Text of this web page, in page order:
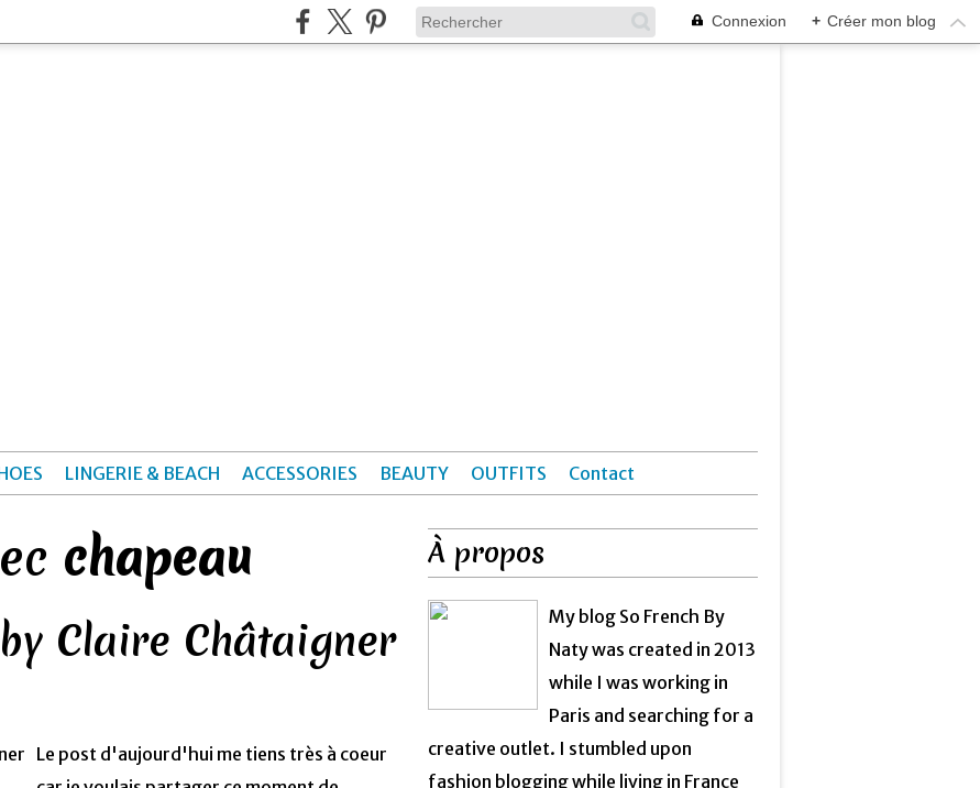
Connexion + Créer mon blog
LINGERIE & BEACH ACCESSORIES BEAUTY OUTFITS Contact
chapeau
Claire Châtaigner
Le post d'aujourd'hui me tiens très à coeur
À propos
My blog So French By
Naty was created in 2013
while I was working in
Paris and searching for a
creative outlet. I stumbled upon
fashion blogging while living in France